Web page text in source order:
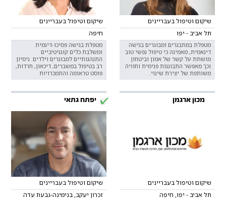
שיקום וטיפול בעבריינים
תל אביב - יפו
מטפלת במתבגרים ומבוגרים בגישה
דינאמית, מאמינה כי טיפול נפשי טוב
מושתת על קשר של אמון וביטחון
וכך מאפשר התבוננות פנימית וחוויה
משותפת של יצירת שינוי.
שיקום וטיפול בעבריינים
חיפה
מטפלת בגישה פסיכו-דינמית
ומשלבת כלים קוגניטיביים
התנהגותיים למבוגרים וילדים. ניסיון
רב בטיפול במשברים, דיכאון, חרדות,
פוסט טראומה והתמכרויות
מכון ארגמן
שיקום וטיפול בעבריינים
תל אביב - יפו, חיפה
יפתח גתאי
שיקום וטיפול בעבריינים
זכרון יעקב, בנימינה-גבעת עדה